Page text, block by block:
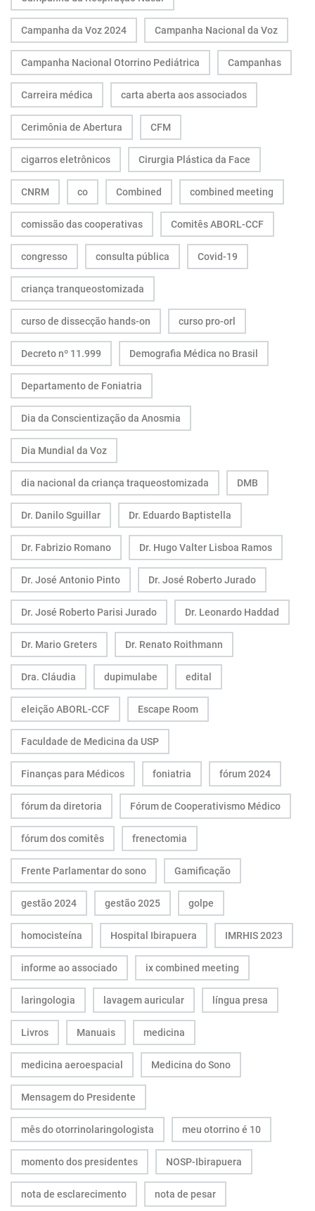
Campanha da Voz 2024 Campanha Nacional da Voz
Campanha Nacional Otorrino Pediátrica Campanhas
Carreira médica carta aberta aos associados
Cerimônia de Abertura CFM
cigarros eletrônicos Cirurgia Plástica da Face
CNRM co Combined combined meeting
comissão das cooperativas Comitês ABORL-CCF
congresso consulta pública Covid-19
criança tranqueostomizada
curso de dissecção hands-on curso pro-orl
Decreto nº 11.999 Demografia Médica no Brasil
Departamento de Foniatria
Dia da Conscientização da Anosmia
Dia Mundial da Voz
dia nacional da criança traqueostomizada DMB
Dr. Danilo Sguillar Dr. Eduardo Baptistella
Dr. Fabrizio Romano Dr. Hugo Valter Lisboa Ramos
Dr. José Antonio Pinto Dr. José Roberto Jurado
Dr. José Roberto Parisi Jurado Dr. Leonardo Haddad
Dr. Mario Greters Dr. Renato Roithmann
Dra. Cláudia dupimulabe edital
eleição ABORL-CCF Escape Room
Faculdade de Medicina da USP
Finanças para Médicos foniatria fórum 2024
fórum da diretoria Fórum de Cooperativismo Médico
fórum dos comitês frenectomia
Frente Parlamentar do sono Gamificação
gestão 2024 gestão 2025 golpe
homocisteína Hospital Ibirapuera IMRHIS 2023
informe ao associado ix combined meeting
laringologia lavagem auricular língua presa
Livros Manuais medicina
medicina aeroespacial Medicina do Sono
Mensagem do Presidente
mês do otorrinolaringologista meu otorrino é 10
momento dos presidentes NOSP-Ibirapuera
nota de esclarecimento nota de pesar